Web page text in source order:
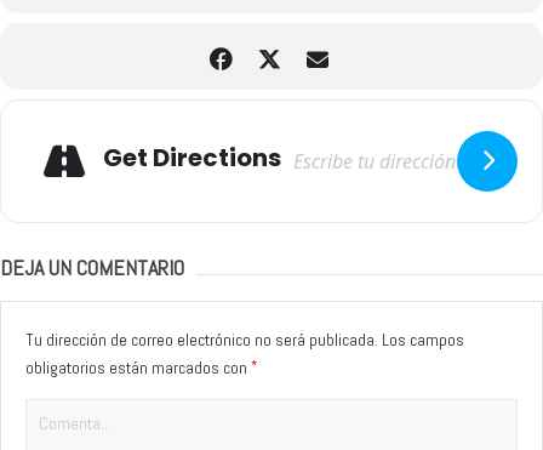
Get Directions
DEJA UN COMENTARIO
Tu dirección de correo electrónico no será publicada. Los campos
obligatorios están marcados con *